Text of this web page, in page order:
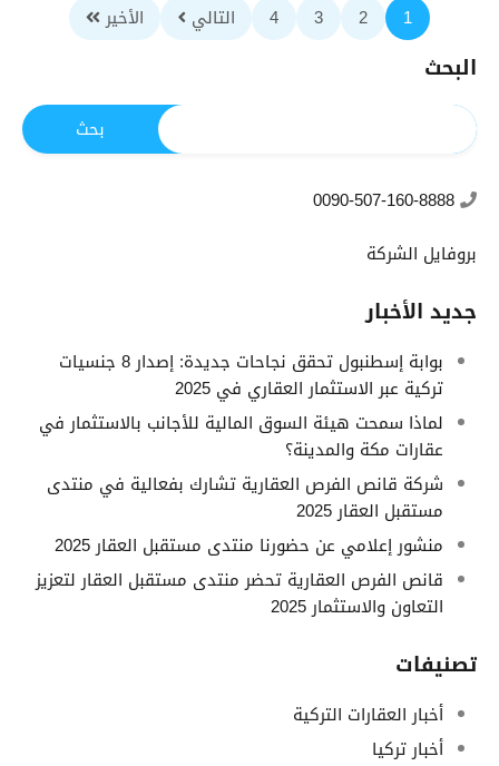
1
2
3
4 التالي الأخير
البحث
0090-507-160-8888
بروفايل الشركة
جديد الأخبار
بوابة إسطنبول تحقق نجاحات جديدة: إصدار 8 جنسيات
تركية عبر الاستثمار العقاري في 2025
لماذا سمحت هيئة السوق المالية للأجانب بالاستثمار في
عقارات مكة والمدينة؟
شركة قانص الفرص العقارية تشارك بفعالية في منتدى
مستقبل العقار 2025
منشور إعلامي عن حضورنا منتدى مستقبل العقار 2025
قانص الفرص العقارية تحضر منتدى مستقبل العقار لتعزيز
التعاون والاستثمار 2025
تصنيفات
أخبار العقارات التركية
أخبار تركيا